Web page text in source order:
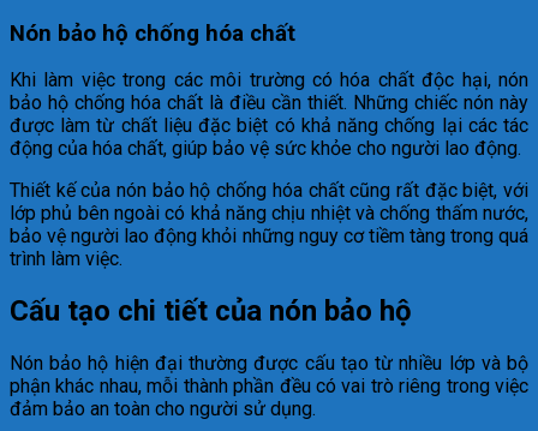
Nón bảo hộ chống hóa chất
Khi làm việc trong các môi trường có hóa chất độc hại, nón
bảo hộ chống hóa chất là điều cần thiết. Những chiếc nón này
được làm từ chất liệu đặc biệt có khả năng chống lại các tác
động của hóa chất, giúp bảo vệ sức khỏe cho người lao động.
Thiết kế của nón bảo hộ chống hóa chất cũng rất đặc biệt, với
lớp phủ bên ngoài có khả năng chịu nhiệt và chống thấm nước,
bảo vệ người lao động khỏi những nguy cơ tiềm tàng trong quá
trình làm việc.
Cấu tạo chi tiết của nón bảo hộ
Nón bảo hộ hiện đại thường được cấu tạo từ nhiều lớp và bộ
phận khác nhau, mỗi thành phần đều có vai trò riêng trong việc
đảm bảo an toàn cho người sử dụng.